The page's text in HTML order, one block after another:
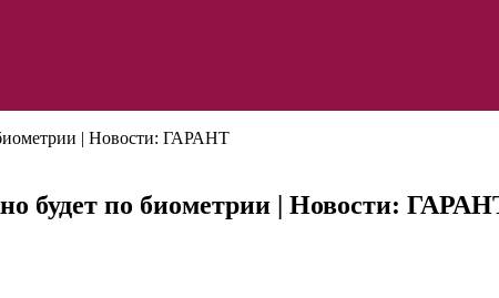
| Новости: ГАРАНТ
будет по биометрии | Новости: